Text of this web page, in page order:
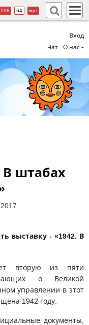
Вход
Чат
О нас
128 64 муз
В штабах
выставку - «1942. В
вторую из пяти
о Великой
управлении в этот
1942 году.
документы,